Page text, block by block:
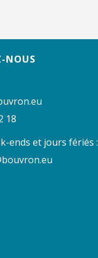
NOUS
18
ends et jours fériés :